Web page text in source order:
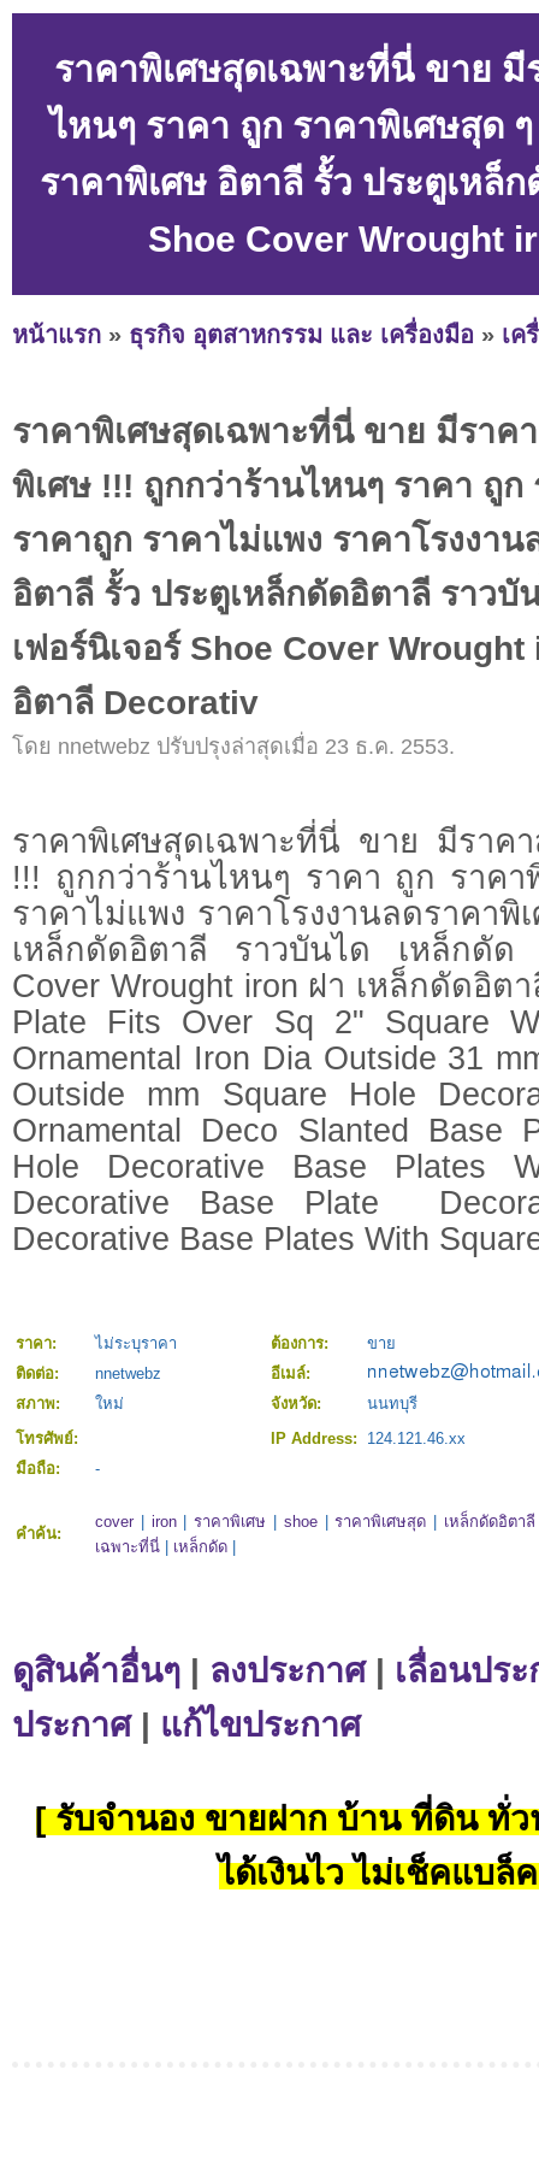
ราคาพิเศษสุดเฉพาะที่นี่ ขาย
ไหนๆ ราคา ถูก ราคาพิเศษสุด
ราคาพิเศษ อิตาลี รั้ว ประตูเหล็
Shoe Cover Wrought
หน้าแรก » ธุรกิจ อุตสาหกรรม และ เครื่องมือ » เค
ราคาพิเศษสุดเฉพาะที่นี่ ขาย มีราค
พิเศษ !!! ถูกกว่าร้านไหนๆ ราคา ถูก
ราคาถูก ราคาไม่แพง ราคาโรงงาน
อิตาลี รั้ว ประตูเหล็กดัดอิตาลี ราวบั
เฟอร์นิเจอร์ Shoe Cover
อิตาลี Decorativ
โดย nnetwebz ปรับปรุงล่าสุดเมื่อ 23 ธ.ค. 2553.
ราคาพิเศษสุดเฉพาะที่นี่ ขาย มีราค
!!! ถูกกว่าร้านไหนๆ ราคา ถูก ราคา
ราคาไม่แพง ราคาโรงงานลดราคาพิ
เหล็กดัดอิตาลี ราวบันได เหล็กดัด
Cover Wrought iron ฝา เหล็กดัดอิต
Plate Fits Over Sq 2" Square
Ornamental Iron Dia Outside 31
Outside mm Square Hole
Ornamental Deco Slanted Base
Hole Decorative Base Plates
Decorative Base Plate
Decorative Base Plates With
ราคา: ไม่ระบุราคา ต้องการ:
ขาย
ติดต่อ:
nnetwebz
อีเมล์:
สภาพ:
ใหม่ จังหวัด:
นนทบุรี
โทรศัพย์:
IP Address:
124.121.46.xx
มือถือ:
-
คำค้น:
cover iron|ราคาพิเศษ shoe|ราคาพิเศษสุด เหล็กดัดอิตาลี
เฉพาะที่นี่
เหล็กดัด
ดูสินค้าอื่นๆ | ลงประกาศ| เลื่อนปร
ประกาศ| แก้ไขประกาศ
[ รับจำนอง ขายฝาก บ้าน ที่ดิน ทั่ว
ได้เงินไว ไม่เช็คแบล็